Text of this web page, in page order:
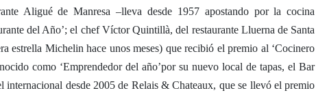
Aligué de Manresa –lleva desde 1957 apostando por la cocina
del Año’; el chef Víctor Quintillà, del restaurante Lluerna de Santa
estrella Michelin hace unos meses) que recibió el premio al ‘Cocinero
como ‘Emprendedor del año’por su nuevo local de tapas, el Bar
internacional desde 2005 de Relais & Chateaux, que se llevó el premio